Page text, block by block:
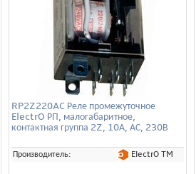
RP2Z220AC Реле промежуточное
ElectrO РП, малогабаритное,
контактная группа 2Z, 10А, АС, 230В
Производитель: ElectrO TM